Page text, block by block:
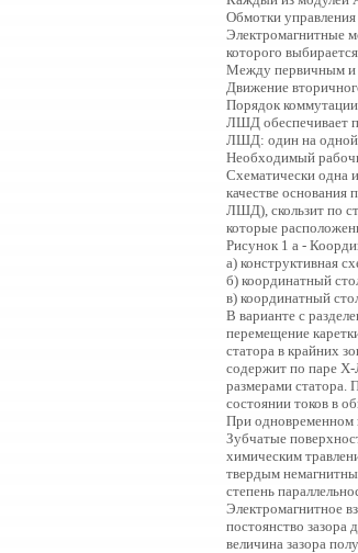
Обмотки
Электромагнитные
которого
Между первичным и
Движение
Порядок
ЛШД обеспечивает
ЛШД: один на одной
Необходимый
Схематически одна
качестве
ЛШД), скользит по
которые
Рисунок 1 а -
а) конструктивная
б) координатный
в) координатный
В варианте с
перемещение
статора в крайних
содержит по паре
размерами
состоянии токов в
При одновременном
Зубчатые
химическим
твердым
степень
Электромагнитное
постоянство зазора
величина зазора